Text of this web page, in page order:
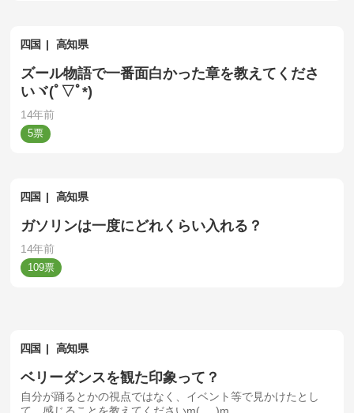
四国 高知県
ズール物語で一番面白かった章を教えてくださ
いヾ(ﾟ▽ﾟ*)
14年前
5
四国 高知県
ガソリンは一度にどれくらい入れる？
14年前
109
四国 高知県
ベリーダンスを観た印象って？
自分が踊るとかの視点ではなく、イベント等で見かけたとし